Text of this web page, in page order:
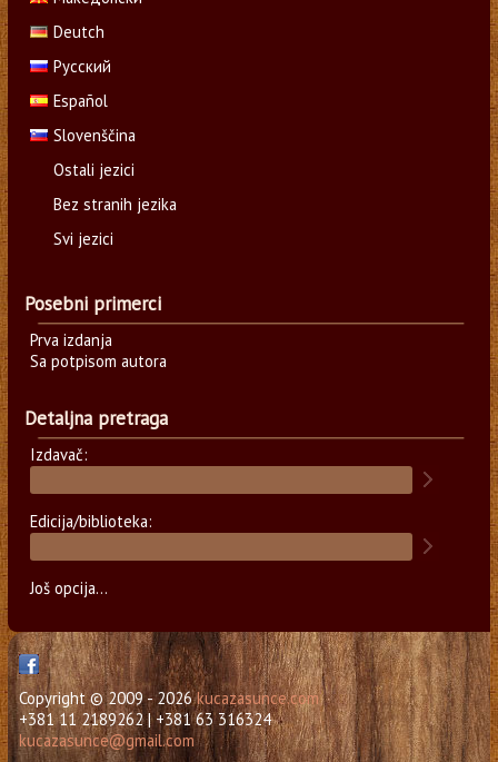
Deutch
Русский
Español
Slovenščina
Ostali jezici
Bez stranih jezika
Svi jezici
Posebni primerci
Prva izdanja
Sa potpisom autora
Detaljna pretraga
Izdavač:
Edicija/biblioteka:
Još opcija...
Copyright © 2009 - 2026kucazasunce.com
+381 11 2189262 | +381 63 316324
kucazasunce@gmail.com